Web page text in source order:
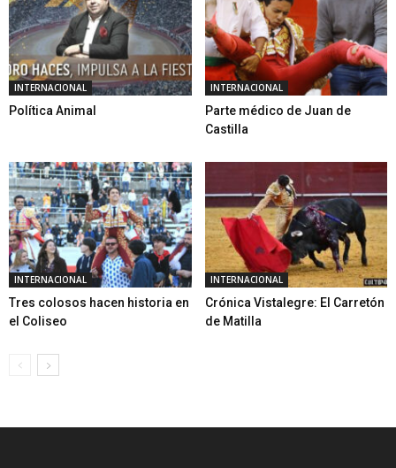
INTERNACIONAL
Política Animal
INTERNACIONAL
Parte médico de Juan de
Castilla
INTERNACIONAL
Tres colosos hacen historia en
el Coliseo
INTERNACIONAL
Crónica Vistalegre: El Carretón
de Matilla